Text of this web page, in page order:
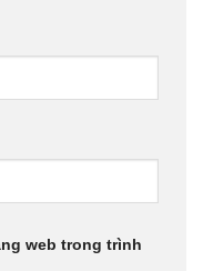
web trong trình